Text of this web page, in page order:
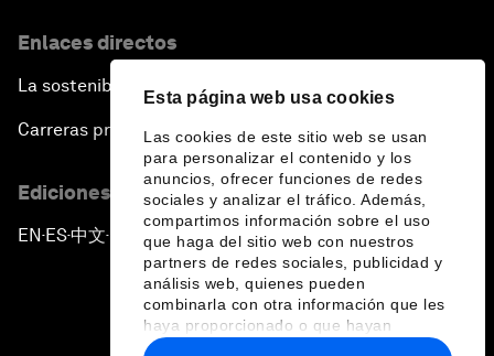
Esta página web usa cookies
Las cookies de este sitio web se usan
para personalizar el contenido y los
anuncios, ofrecer funciones de redes
sociales y analizar el tráfico. Además,
compartimos información sobre el uso
que haga del sitio web con nuestros
partners de redes sociales, publicidad y
análisis web, quienes pueden
combinarla con otra información que les
haya proporcionado o que hayan
recopilado a partir del uso que haya
Enlaces directos
La sostenibilidad en el Foro
Carreras profesionales
Ediciones en otros idiomas
EN ▪ES▪中文▪ 日本語